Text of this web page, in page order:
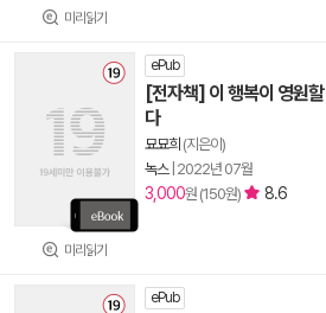
미리읽기
미리읽기
ePub
[전자책] 이 행복이 영원
다
묘묘희 (지은이)
녹스| 2022년 07월
3,000원 (150원) 8.6
ePub